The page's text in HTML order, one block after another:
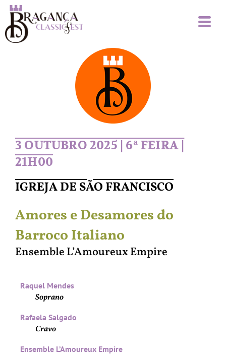
3 OUTUBRO 2025 | 6ª FEIRA |
21H00
IGREJA DE SÃO FRANCISCO
Amores e Desamores do
Barroco Italiano
Ensemble L’Amoureux Empire
Raquel Mendes
Soprano
Rafaela Salgado
Cravo
Ensemble L’Amoureux Empire